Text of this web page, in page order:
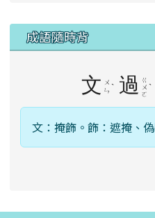
成語隨時背
文
ㄨ
ㄣ ˋ 過
ㄍ
ㄨ
ㄛ
ˋ
文：掩飾。飾：遮掩、